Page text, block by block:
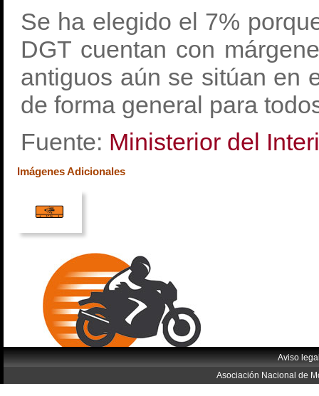
Se ha elegido el 7%
DGT cuentan con
antiguos aún se sitúan en
de forma general para
Fuente: Ministerior del
Imágenes Adicionales
Aviso
Asociación Nacional de